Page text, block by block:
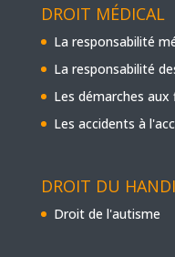
DROIT MÉDICAL
La responsabilité
La responsabilité
Les démarches
Les accidents à
DROIT DU
Droit de l'autisme